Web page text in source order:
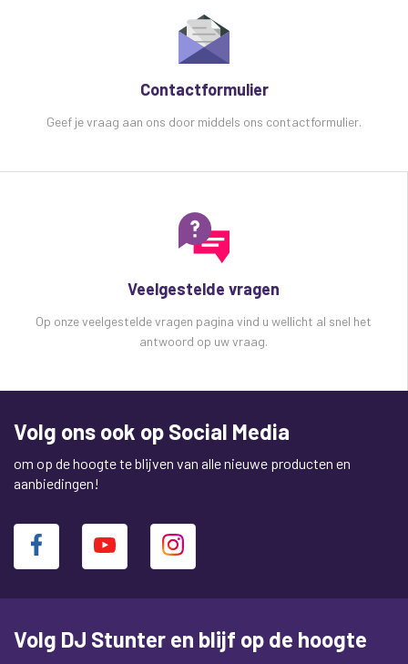
Contactformulier
Geef je vraag aan ons door middels ons contactformulier.
Veelgestelde vragen
Op onze veelgestelde vragen pagina vind u wellicht al snel het
antwoord op uw vraag.
Volg ons ook op Social Media
om op de hoogte te blijven van alle nieuwe producten en
aanbiedingen!
Volg DJ Stunter en blijf op de hoogte